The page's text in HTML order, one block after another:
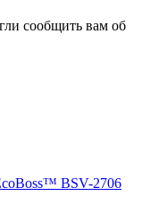
сообщить вам об
BSV-2706